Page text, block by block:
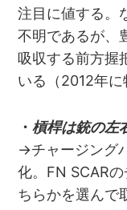
注目に値する。
不明であるが、
吸収する前方握
いる（2012年に
・槓桿は銃の左
→チャージング
化。FN SCAR
ちらかを選んで